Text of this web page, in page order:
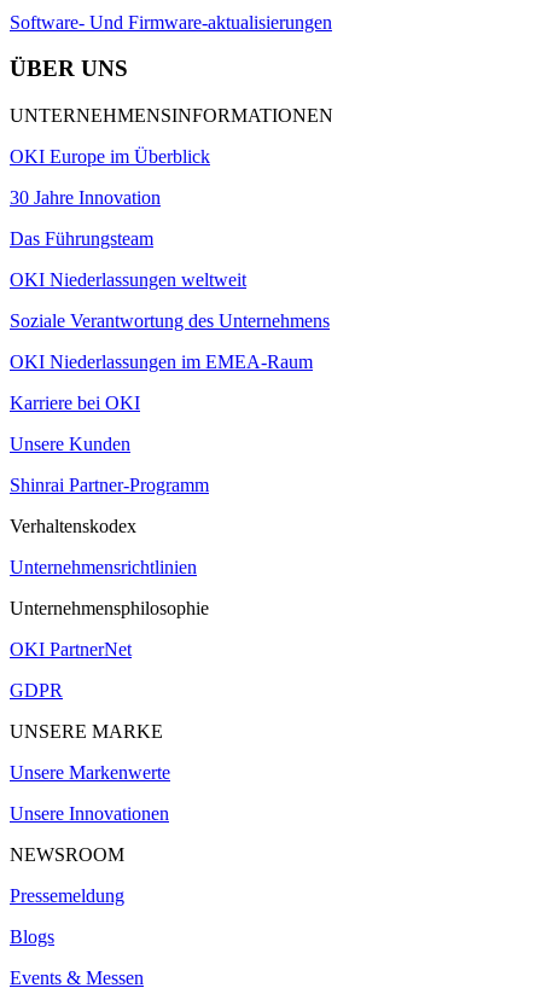
Software- Und Firmware-aktualisierungen
ÜBER UNS
UNTERNEHMENSINFORMATIONEN
OKI Europe im Überblick
30 Jahre Innovation
Das Führungsteam
OKI Niederlassungen weltweit
Soziale Verantwortung des Unternehmens
OKI Niederlassungen im EMEA-Raum
Karriere bei OKI
Unsere Kunden
Shinrai Partner-Programm
Verhaltenskodex
Unternehmensrichtlinien
Unternehmensphilosophie
OKI PartnerNet
GDPR
UNSERE MARKE
Unsere Markenwerte
Unsere Innovationen
NEWSROOM
Pressemeldung
Blogs
Events & Messen